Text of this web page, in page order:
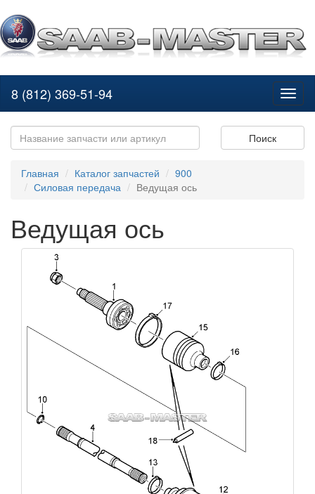
8 (812) 369-51-94
Поиск
Главная Каталог запчастей
900
Силовая передача
Ведущая ось
Ведущая ось